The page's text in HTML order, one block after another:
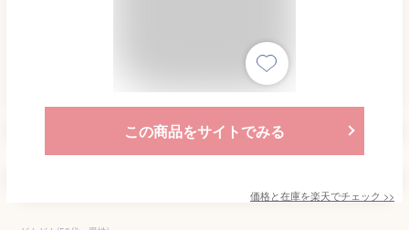
この商品をサイトでみる
価格と在庫を楽天でチェック >>